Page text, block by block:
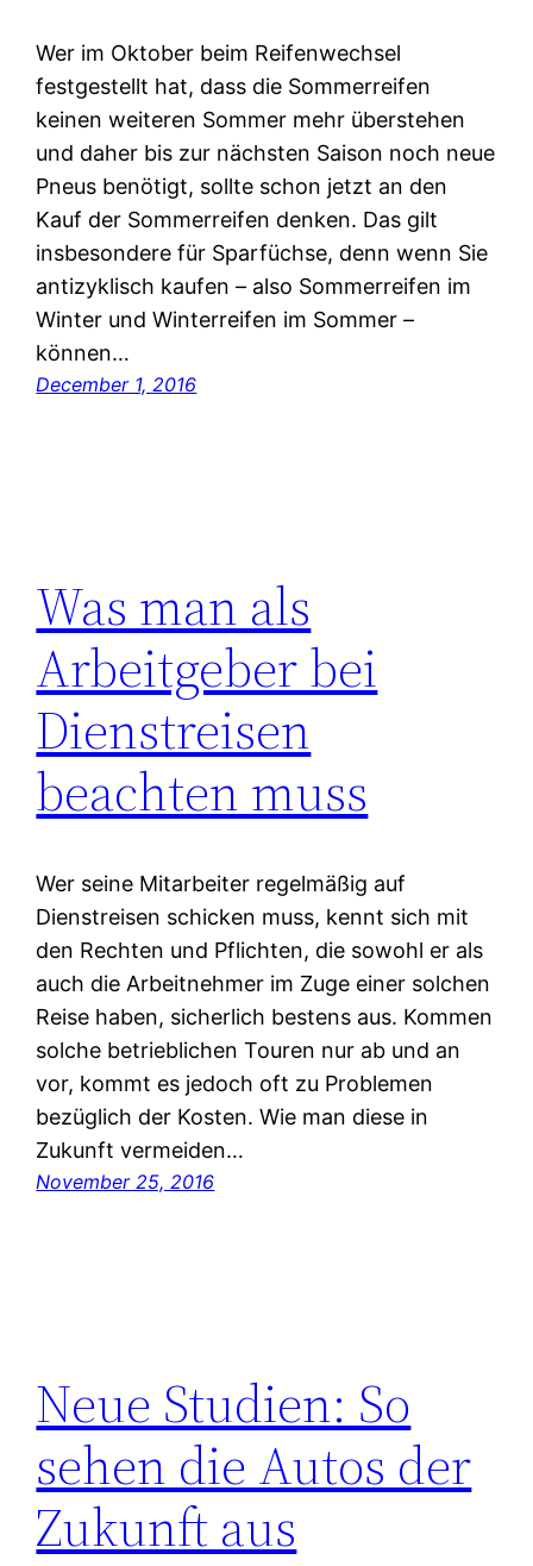
Wer im Oktober beim Reifenwechsel
festgestellt hat, dass die Sommerreifen
keinen weiteren Sommer mehr überstehen
und daher bis zur nächsten Saison noch neue
Pneus benötigt, sollte schon jetzt an den
Kauf der Sommerreifen denken. Das gilt
insbesondere für Sparfüchse, denn wenn Sie
antizyklisch kaufen – also Sommerreifen im
Winter und Winterreifen im Sommer –
können…
December 1, 2016
Was man als
Arbeitgeber bei
Dienstreisen
beachten muss
Wer seine Mitarbeiter regelmäßig auf
Dienstreisen schicken muss, kennt sich mit
den Rechten und Pflichten, die sowohl er als
auch die Arbeitnehmer im Zuge einer solchen
Reise haben, sicherlich bestens aus. Kommen
solche betrieblichen Touren nur ab und an
vor, kommt es jedoch oft zu Problemen
bezüglich der Kosten. Wie man diese in
Zukunft vermeiden…
November 25, 2016
Neue Studien: So
sehen die Autos der
Zukunft aus